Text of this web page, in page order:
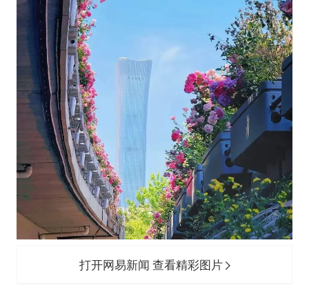
打开网易新闻 查看精彩图片